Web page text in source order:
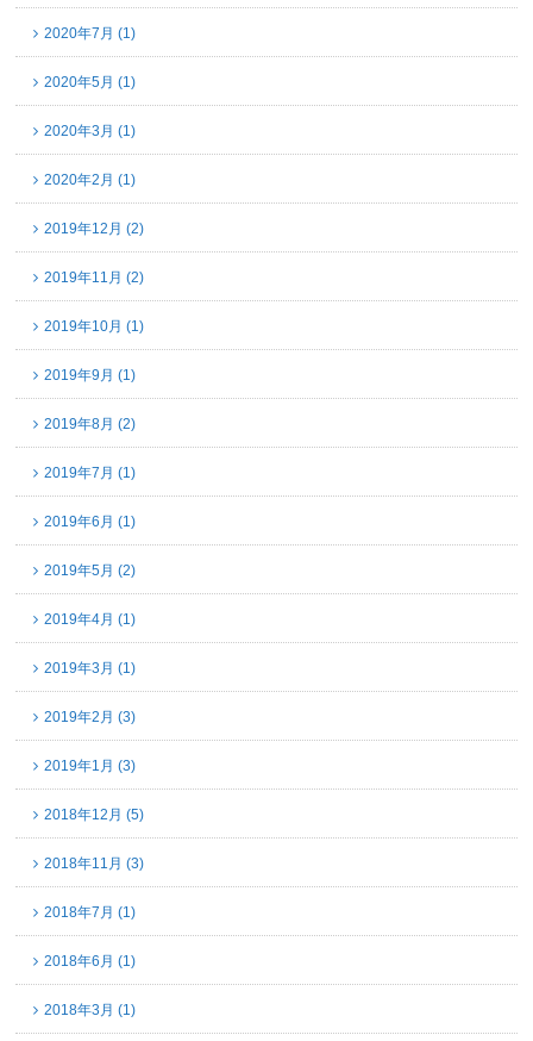
2020年7月 (1)
2020年5月 (1)
2020年3月 (1)
2020年2月 (1)
2019年12月 (2)
2019年11月 (2)
2019年10月 (1)
2019年9月 (1)
2019年8月 (2)
2019年7月 (1)
2019年6月 (1)
2019年5月 (2)
2019年4月 (1)
2019年3月 (1)
2019年2月 (3)
2019年1月 (3)
2018年12月 (5)
2018年11月 (3)
2018年7月 (1)
2018年6月 (1)
2018年3月 (1)